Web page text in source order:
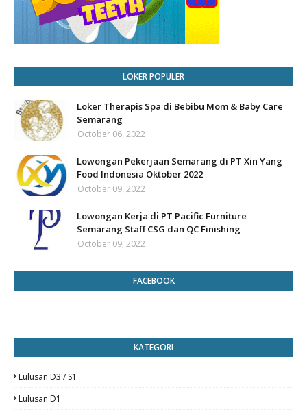
LOKER POPULER
Loker Therapis Spa di Bebibu Mom & Baby Care
Semarang
October 06, 2022
Lowongan Pekerjaan Semarang di PT Xin Yang
Food Indonesia Oktober 2022
October 09, 2022
Lowongan Kerja di PT Pacific Furniture
Semarang Staff CSG dan QC Finishing
October 09, 2022
FACEBOOK
KATEGORI
Lulusan D3 / S1
Lulusan D1